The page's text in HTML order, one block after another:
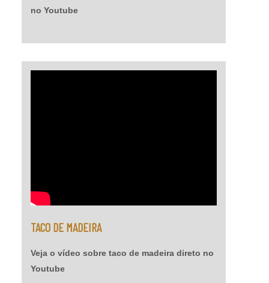
no Youtube
TACO DE MADEIRA
Veja o vídeo sobre taco de madeira direto no
Youtube